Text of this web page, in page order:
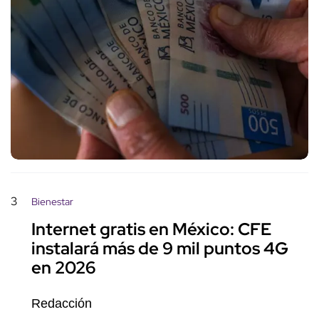
3 Bienestar
Internet gratis en México: CFE
instalará más de 9 mil puntos 4G
en 2026
Redacción